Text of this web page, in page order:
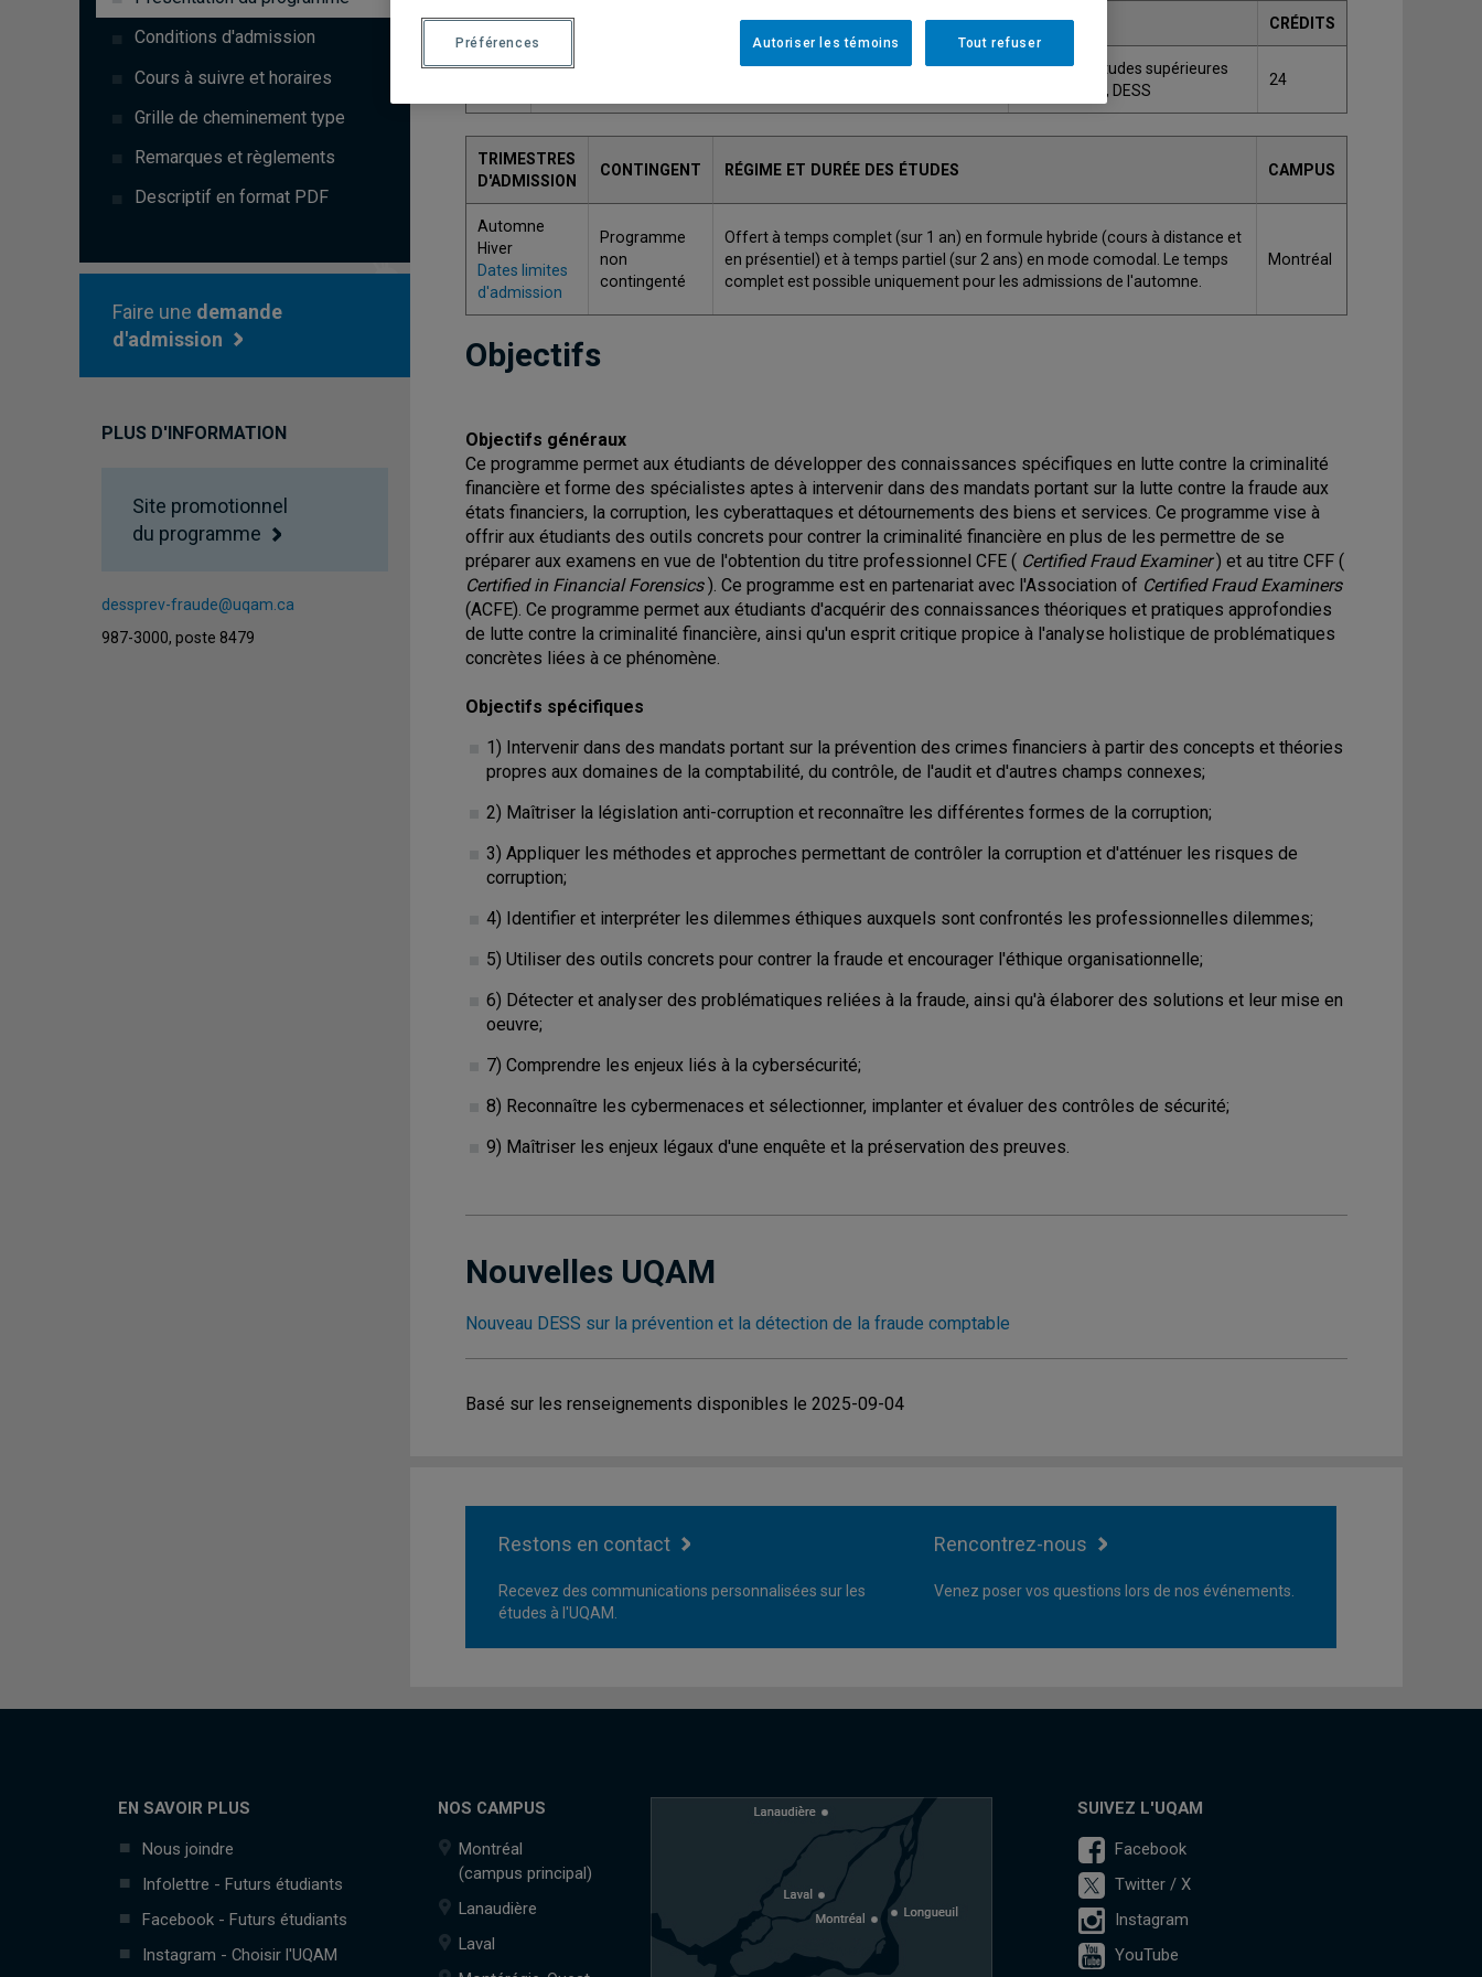
Conditions d'admission
Cours à suivre et horaires
Grille de cheminement type
Remarques et règlements
Descriptif en format PDF
Faire une demande
d'admission
PLUS D'INFORMATION
Site promotionnel
du programme
dessprev-fraude@uqam.ca
987-3000, poste 8479
CODE TITRE GRADE CRÉDITS
Diplôme d'études supérieures spécialisées sur la prévention et la
Diplôme d'études supérieures
spécialisées, DESS
24
TRIMESTRES
D'ADMISSION
CONTINGENT RÉGIME ET DURÉE DES ÉTUDES CAMPUS
Automne
Hiver
Dates limites
d'admission
Programme
non
contingenté
Offert à temps complet (sur 1 an) en formule hybride (cours à distance et
en présentiel) et à temps partiel (sur 2 ans) en mode comodal. Le temps
complet est possible uniquement pour les admissions de l'automne.
Montréal
Objectifs
Objectifs généraux
Ce programme permet aux étudiants de développer des connaissances spécifiques en lutte contre la criminalité
financière et forme des spécialistes aptes à intervenir dans des mandats portant sur la lutte contre la fraude aux
états financiers, la corruption, les cyberattaques et détournements des biens et services. Ce programme vise à
offrir aux étudiants des outils concrets pour contrer la criminalité financière en plus de les permettre de se
préparer aux examens en vue de l'obtention du titre professionnel CFE ( Certified Fraud Examiner) et au titre CFF (
Certified in Financial Forensics). Ce programme est en partenariat avec l'Association of Certified Fraud Examiners
(ACFE). Ce programme permet aux étudiants d'acquérir des connaissances théoriques et pratiques approfondies
de lutte contre la criminalité financière, ainsi qu'un esprit critique propice à l'analyse holistique de problématiques
concrètes liées à ce phénomène.
Objectifs spécifiques
1) Intervenir dans des mandats portant sur la prévention des crimes financiers à partir des concepts et théories
propres aux domaines de la comptabilité, du contrôle, de l'audit et d'autres champs connexes;
2) Maîtriser la législation anti-corruption et reconnaître les différentes formes de la corruption;
3) Appliquer les méthodes et approches permettant de contrôler la corruption et d'atténuer les risques de
corruption;
4) Identifier et interpréter les dilemmes éthiques auxquels sont confrontés les professionnelles dilemmes;
5) Utiliser des outils concrets pour contrer la fraude et encourager l'éthique organisationnelle;
6) Détecter et analyser des problématiques reliées à la fraude, ainsi qu'à élaborer des solutions et leur mise en
oeuvre;
7) Comprendre les enjeux liés à la cybersécurité;
8) Reconnaître les cybermenaces et sélectionner, implanter et évaluer des contrôles de sécurité;
9) Maîtriser les enjeux légaux d'une enquête et la préservation des preuves.
Nouvelles UQAM
Nouveau DESS sur la prévention et la détection de la fraude comptable
Basé sur les renseignements disponibles le 2025-09-04
Restons en contact
Recevez des communications personnalisées sur les
études à l'UQAM.
Rencontrez-nous
Venez poser vos questions lors de nos événements.
EN SAVOIR PLUS
Nous joindre
Infolettre - Futurs étudiants
Facebook - Futurs étudiants
Instagram - Choisir l'UQAM
NOS CAMPUS
Montréal
(campus principal)
Lanaudière
Laval
SUIVEZ L'UQAM
Facebook
Twitter / X
Instagram
YouTube
Tout refuser
Autoriser les témoins
Préférences